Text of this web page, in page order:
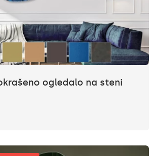
ogledalo na steni